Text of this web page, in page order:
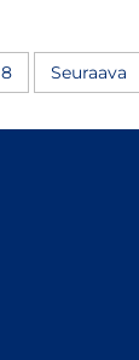
8 Seuraava